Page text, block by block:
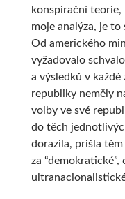
konspirační teorie,
moje analýza, je
Od amerického
vyžadovalo
a výsledků v každé
republiky neměly
volby ve své
do těch
dorazila, prišla
za